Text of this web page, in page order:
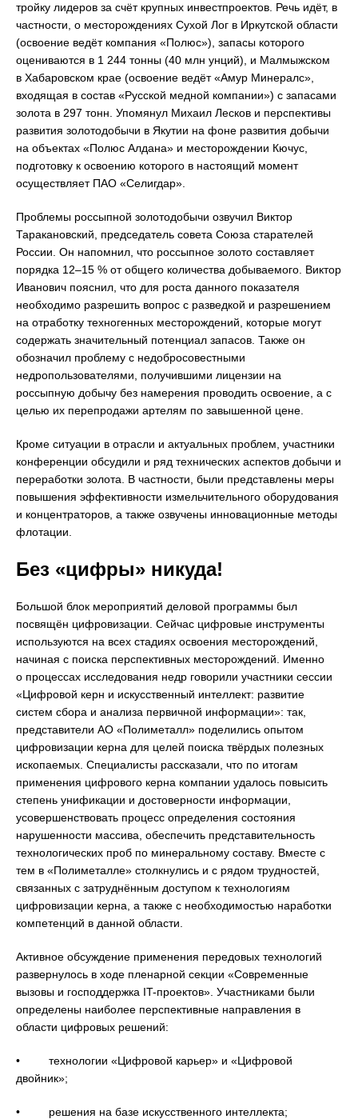
тройку лидеров за счёт крупных инвестпроектов. Речь идёт, в
частности, о месторождениях Сухой Лог в Иркутской области
(освоение ведёт компания «Полюс»), запасы которого
оцениваются в 1 244 тонны (40 млн унций), и Малмыжском
в Хабаровском крае (освоение ведёт «Амур Минералс»,
входящая в состав «Русской медной компании») с запасами
золота в 297 тонн. Упомянул Михаил Лесков и перспективы
развития золотодобычи в Якутии на фоне развития добычи
на объектах «Полюс Алдана» и месторождении Кючус,
подготовку к освоению которого в настоящий момент
осуществляет ПАО «Селигдар».
Проблемы россыпной золотодобычи озвучил Виктор
Таракановский, председатель совета Союза старателей
России. Он напомнил, что россыпное золото составляет
порядка 12–15 % от общего количества добываемого. Виктор
Иванович пояснил, что для роста данного показателя
необходимо разрешить вопрос с разведкой и разрешением
на отработку техногенных месторождений, которые могут
содержать значительный потенциал запасов. Также он
обозначил проблему с недобросовестными
недропользователями, получившими лицензии на
россыпную добычу без намерения проводить освоение, а с
целью их перепродажи артелям по завышенной цене.
Кроме ситуации в отрасли и актуальных проблем, участники
конференции обсудили и ряд технических аспектов добычи и
переработки золота. В частности, были представлены меры
повышения эффективности измельчительного оборудования
и концентраторов, а также озвучены инновационные методы
флотации.
Без «цифры» никуда!
Большой блок мероприятий деловой программы был
посвящён цифровизации. Сейчас цифровые инструменты
используются на всех стадиях освоения месторождений,
начиная с поиска перспективных месторождений. Именно
о процессах исследования недр говорили участники сессии
«Цифровой керн и искусственный интеллект: развитие
систем сбора и анализа первичной информации»: так,
представители АО «Полиметалл» поделились опытом
цифровизации керна для целей поиска твёрдых полезных
ископаемых. Специалисты рассказали, что по итогам
применения цифрового керна компании удалось повысить
степень унификации и достоверности информации,
усовершенствовать процесс определения состояния
нарушенности массива, обеспечить представительность
технологических проб по минеральному составу. Вместе с
тем в «Полиметалле» столкнулись и с рядом трудностей,
связанных с затруднённым доступом к технологиям
цифровизации керна, а также с необходимостью наработки
компетенций в данной области.
Активное обсуждение применения передовых технологий
развернулось в ходе пленарной секции «Современные
вызовы и господдержка IT-проектов». Участниками были
определены наиболее перспективные направления в
области цифровых решений:
• технологии «Цифровой карьер» и «Цифровой
двойник»;
• решения на базе искусственного интеллекта;